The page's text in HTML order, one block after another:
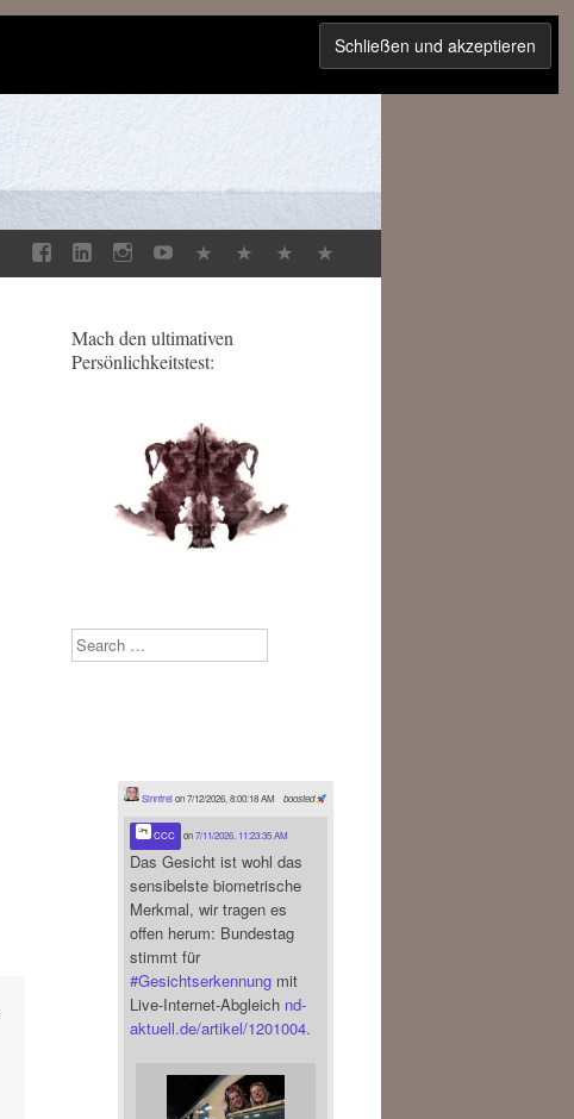
Mach den ultimativen
Persönlichkeitstest:
Search
boosted
Sinnfreion 7/12/2026, 8:00:18 AM
CCC on7/11/2026, 11:23:35 AM
Das Gesicht ist wohl das
sensibelste biometrische
Merkmal, wir tragen es
offen herum: Bundestag
stimmt für
#Gesichtserkennung mit
Live-Internet-Abgleich nd-
aktuell.de/artikel/1201004.